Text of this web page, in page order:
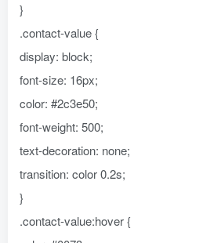
}
.contact-value {
display: block;
font-size: 16px;
color: #2c3e50;
font-weight: 500;
text-decoration: none;
transition: color 0.2s;
}
.contact-value:hover {